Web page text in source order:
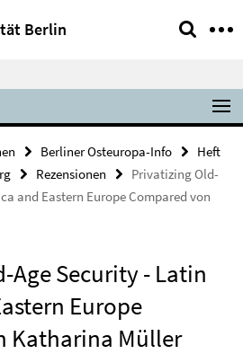
Berlin
Berliner Osteuropa-Info
Heft
Rezensionen
Privatizing Old-
and Eastern Europe Compared von
Age Security - Latin
Europe
Katharina Müller